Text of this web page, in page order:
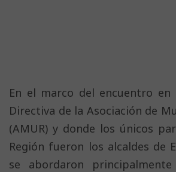
En el marco del encuentro
Directiva de la Asociación de
(AMUR) y donde los únicos
Región fueron los alcaldes de
se abordaron